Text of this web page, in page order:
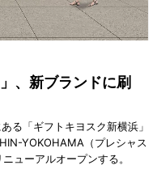
、新ブランドに刷
る「ギフトキヨスク新横浜」
YOKOHAMA（プレシャス
ューアルオープンする。